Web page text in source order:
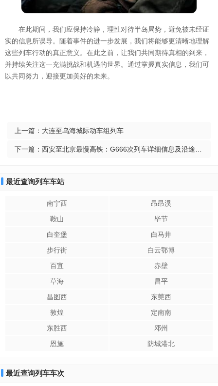
在此期间，我们应保持冷静，理性对待半岛局势，避免被未经证
实的信息所误导。随着事件的进一步发展，我们将能够更清晰地理解
这些列车行动的真正意义。在此之前，让我们共同期待真相的到来，
并持续关注这一充满挑战和机遇的世界。通过掌握真实信息，我们可
以共同努力，迎接更加美好的未来。
上一篇： 大连至乌海城际动车组列车
下一篇： 西安至北京最慢高铁：G666次列车详细信息及沿途站点介绍
最近查询列车车站
南宁西
昂昂溪
鞍山
毕节
白奎堡
白马井
步行街
白云鄂博
百宜
赤壁
草海
昌平
昌图西
东莞西
敦煌
定南南
东胜西
邓州
恩施
防城港北
最近查询列车车次